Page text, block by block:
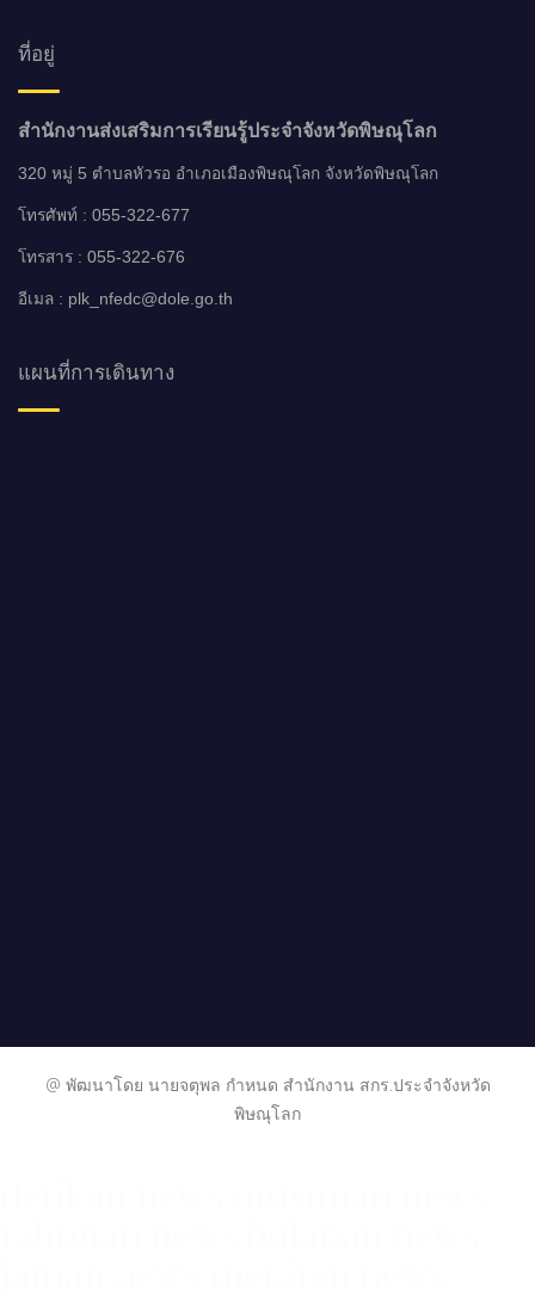
ที่อยู่
สำนักงานส่งเสริมการเรียนรู้ประจำจังหวัดพิษณุโลก
320 หมู่ 5 ตำบลหัวรอ อำเภอเมืองพิษณุโลก จังหวัดพิษณุโลก
โทรศัพท์ : 055-322-677
โทรสาร : 055-322-676
อีเมล : plk_nfedc@dole.go.th
แผนที่การเดินทาง
@ พัฒนาโดย นายจตุพล กำหนด สำนักงาน สกร.ประจำจังหวัด
พิษณุโลก